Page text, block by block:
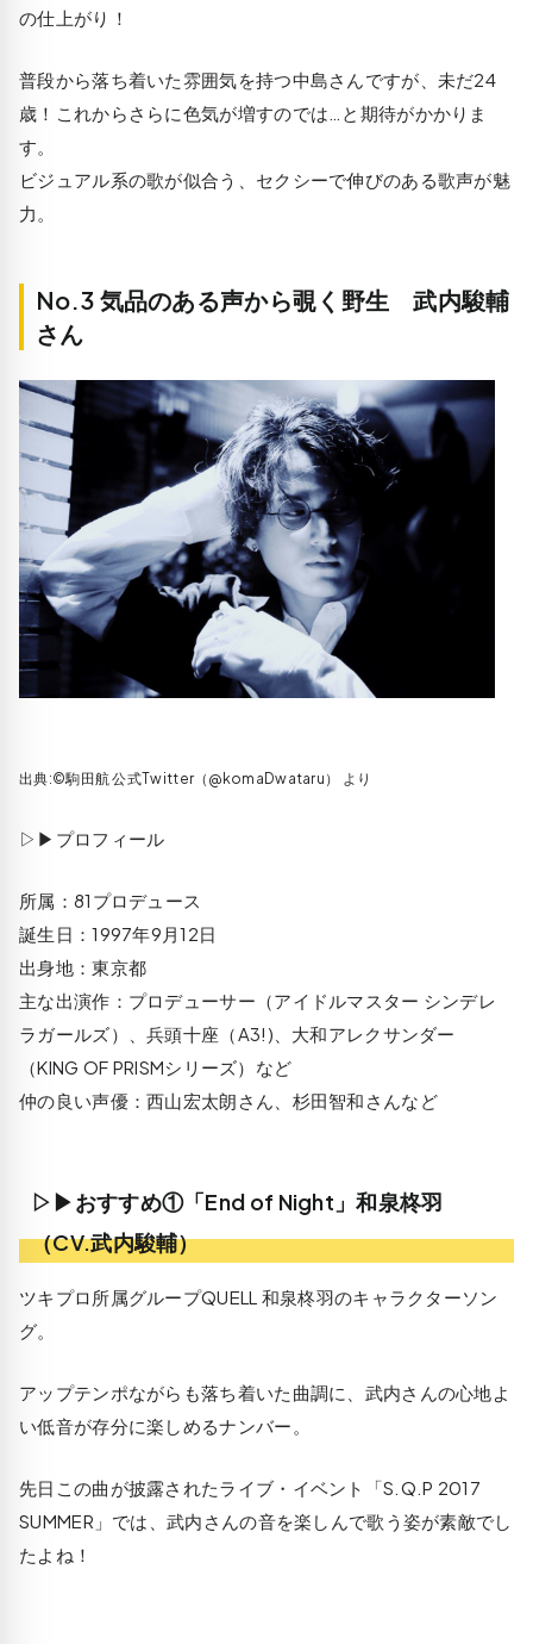
の仕上がり！
普段から落ち着いた雰囲気を持つ中島さんですが、未だ24
歳！これからさらに色気が増すのでは…と期待がかかりま
す。
ビジュアル系の歌が似合う、セクシーで伸びのある歌声が魅
力。
No.3 気品のある声から覗く野生 武内駿輔
さん
出典:©駒田航‏ 公式Twitter（@komaDwataru） より
▷▶プロフィール
所属：81プロデュース
誕生日：1997年9月12日
出身地：東京都
主な出演作：プロデューサー（アイドルマスター シンデレ
ラガールズ）、兵頭十座（A3!)、大和アレクサンダー
（KING OF PRISMシリーズ）など
仲の良い声優：西山宏太朗さん、杉田智和さんなど
▷▶おすすめ①「End of Night」和泉柊羽
（CV.武内駿輔）
ツキプロ所属グループQUELL 和泉柊羽のキャラクターソン
グ。
アップテンポながらも落ち着いた曲調に、武内さんの心地よ
い低音が存分に楽しめるナンバー。
先日この曲が披露されたライブ・イベント「S.Q.P 2017
SUMMER」では、武内さんの音を楽しんで歌う姿が素敵でし
たよね！